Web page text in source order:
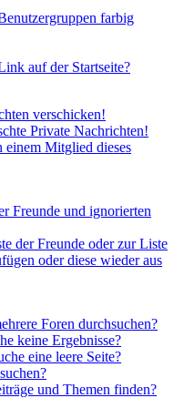
farbig
auf der Startseite?
verschicken!
Private Nachrichten!
einem Mitglied dieses
Freunde und ignorierten
der Freunde oder zur Liste
oder diese wieder aus
Foren durchsuchen?
keine Ergebnisse?
eine leere Seite?
und Themen finden?